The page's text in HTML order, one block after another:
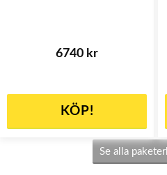
6740 kr
KÖP!
Se alla